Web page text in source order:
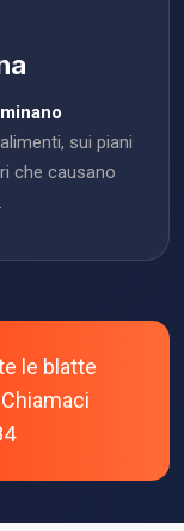
sui piani
che causano
.
le blatte